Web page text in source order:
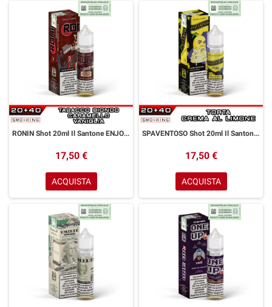
RONIN Shot 20ml Il Santone ENJOYSVAPO Tabacco Biondo Caramello Vaniglia
17,50 €
ACQUISTA
SPAVENTOSO Shot 20ml Il Santone ENJOYSVAPO Torta Crema Limone
17,50 €
ACQUISTA